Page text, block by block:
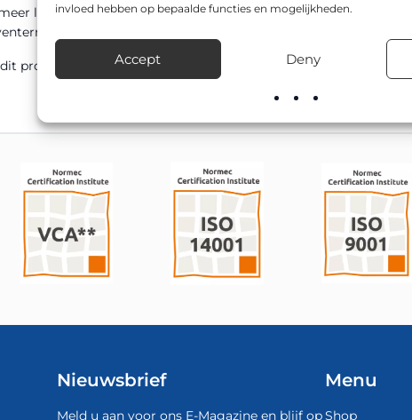
invloed hebben op bepaalde functies en mogelijkheden.
Accept Deny
leverbaar in de afmetingen 600x600mm, 800x800mm.
schoolzones en woonwijken.
product snel leverbaar; onze montageploegen kunnen het ook
Nieuwsbrief
Meld u aan voor ons E-Magazine en blijf op
Menu
Shop